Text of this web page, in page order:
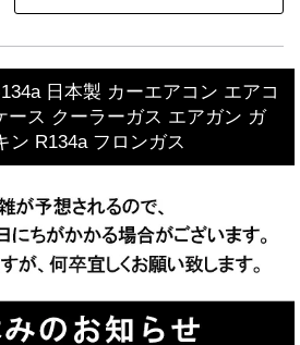
日本製 カーエアコン エアコ
ース クーラーガス エアガン ガ
ン R134a フロンガス